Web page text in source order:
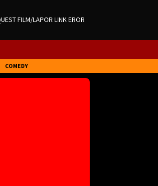
FILM/LAPOR LINK EROR
COMEDY